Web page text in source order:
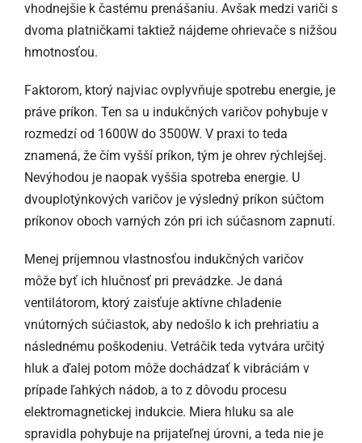
vhodnejšie k častému prenášaniu. Avšak medzi variči s
dvoma platničkami taktiež nájdeme ohrievače s nižšou
hmotnosťou.
Faktorom, ktorý najviac ovplyvňuje spotrebu energie, je
práve príkon. Ten sa u indukčných varičov pohybuje v
rozmedzí od 1600W do 3500W. V praxi to teda
znamená, že čím vyšší príkon, tým je ohrev rýchlejšej.
Nevýhodou je naopak vyššia spotreba energie. U
dvouplotýnkových varičov je výsledný príkon súčtom
príkonov oboch varných zón pri ich súčasnom zapnutí.
Menej príjemnou vlastnosťou indukčných varičov
môže byť ich hlučnosť pri prevádzke. Je daná
ventilátorom, ktorý zaisťuje aktívne chladenie
vnútorných súčiastok, aby nedošlo k ich prehriatiu a
následnému poškodeniu. Vetráčik teda vytvára určitý
hluk a ďalej potom môže dochádzať k vibráciám v
prípade ľahkých nádob, a to z dôvodu procesu
elektromagnetickej indukcie. Miera hluku sa ale
spravidla pohybuje na prijateľnej úrovni, a teda nie je